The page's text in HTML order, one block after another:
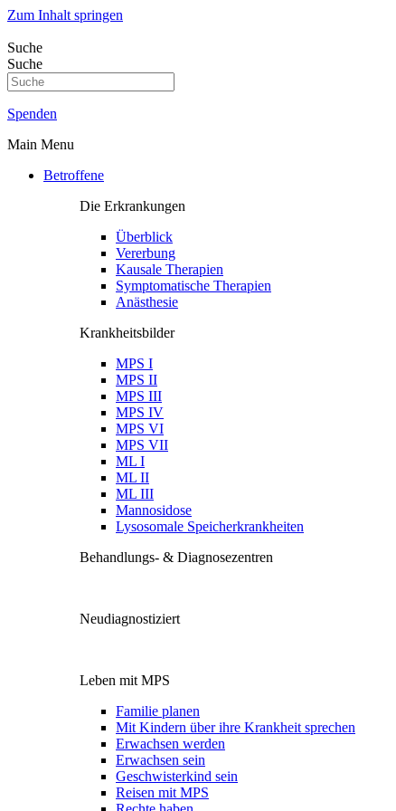
Zum Inhalt springen
Suche
Suche
Spenden
Main Menu
Betroffene
Die Erkrankungen
Überblick
Vererbung
Kausale Therapien
Symptomatische Therapien
Anästhesie
Krankheitsbilder
MPS I
MPS II
MPS III
MPS IV
MPS VI
MPS VII
ML I
ML II
ML III
Mannosidose
Lysosomale Speicherkrankheiten
Behandlungs- & Diagnosezentren
Neudiagnostiziert
Leben mit MPS
Familie planen
Mit Kindern über ihre Krankheit sprechen
Erwachsen werden
Erwachsen sein
Geschwisterkind sein
Reisen mit MPS